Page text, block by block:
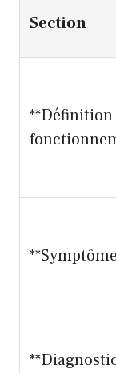
Section
**Définition